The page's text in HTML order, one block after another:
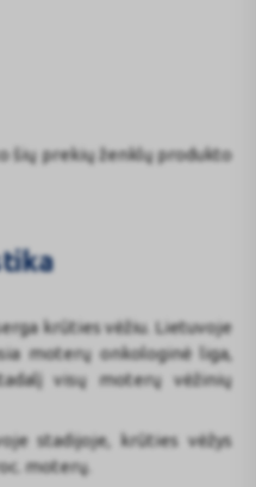
šių prekių ženklų produkto
krūties vėžiu. Lietuvoje
moterų onkologinė liga,
visų moterų vėžinių
stadijoje, krūties vėžys
moterų.